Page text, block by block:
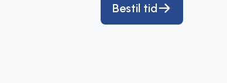
Bestil tid